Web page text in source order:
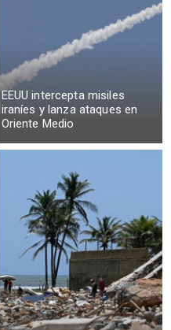
EEUU intercepta misiles
iraníes y lanza ataques en
Oriente Medio